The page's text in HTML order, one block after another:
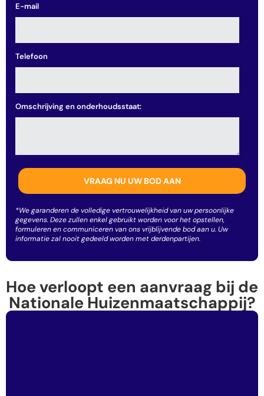
E-mail
Telefoon
Omschrijving en onderhoudsstaat:
*We garanderen de volledige vertrouwelijkheid van uw persoonlijke
gegevens. Deze zullen enkel gebruikt worden voor het opstellen,
formuleren en communiceren van ons vrijblijvende bod aan u. Uw
informatie zal nooit gedeeld worden met derdenpartijen.
Hoe verloopt een aanvraag bij de
Nationale Huizenmaatschappij?